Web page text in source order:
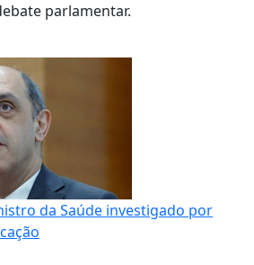
parlamentar.
da Saúde investigado por